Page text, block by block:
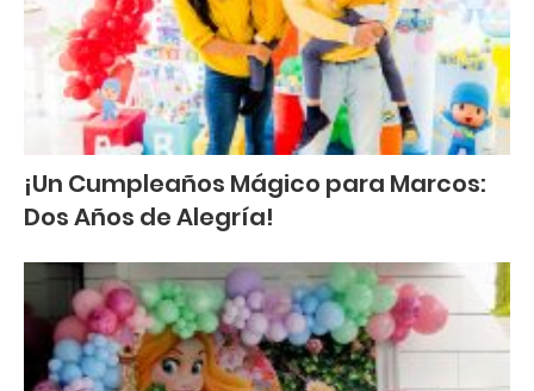
¡Un Cumpleaños Mágico para Marcos:
Dos Años de Alegría!